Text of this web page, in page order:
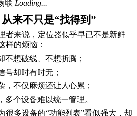
联 Loading...
来不只是“找得到”
者来说， 定位器似乎早已不是新鲜
样的烦恼：
不想破线、不想折腾；
号却时有时无；
，不仅麻烦还让人心累；
多个设备难以统一管理。
很多设备的“功能列表”看似强大，却